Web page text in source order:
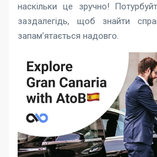
наскільки це зручно!
заздалегідь, щоб знайти
запам’ятається надовго.